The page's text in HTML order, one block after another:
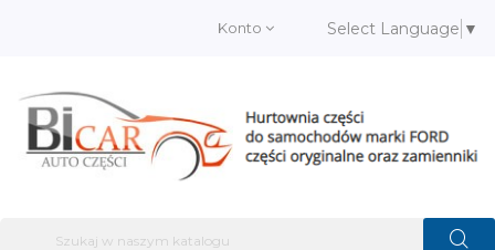
Konto Select Language ▼